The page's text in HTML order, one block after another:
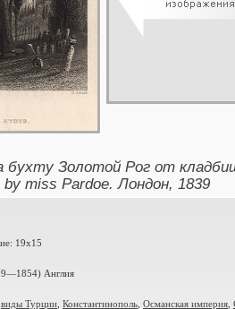
Золотой Рог от
miss Pardoe. Лондон, 1839
19x15
Англия
виды Турции Константинополь Османская империя